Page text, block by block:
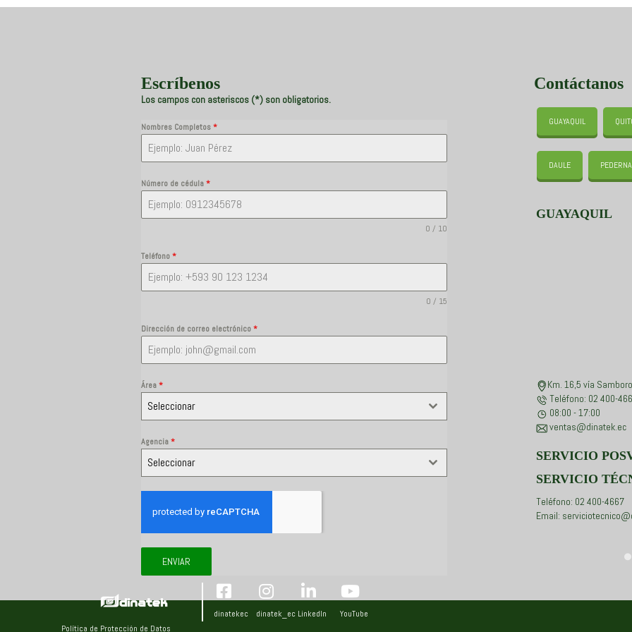
Escríbenos
Los campos con asteriscos (*) son obligatorios.
Nombres Completos*
Número de cédula*
0 / 10
Teléfono*
0 / 15
Dirección de correo electrónico*
Área*
Seleccionar
Agencia*
Seleccionar
ENVIAR
Contáctanos
GUAYAQUIL
DAULE
GUAYAQUIL
Km. 16,5 vía
Teléfono: 02 400-
08:00 - 17:00
ventas@dinatek.ec
SERVICIO
SERVICIO
Teléfono: 02 400-4667
Email:
dinatekec dinatek_ec LinkedIn
YouTube
Política de Protección de Datos